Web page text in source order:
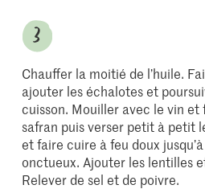
Chauffer la moitié de l’huile.
ajouter les échalotes et
cuisson. Mouiller avec le vin
safran puis verser petit à petit
et faire cuire à feu doux
onctueux. Ajouter les lentilles
Relever de sel et de poivre.